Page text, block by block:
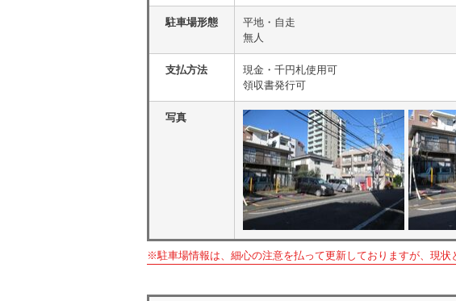
駐車場形態
平地・自走
無人
支払方法
現金・千円札使用可
領収書発行可
写真
※駐車場情報は、細心の注意を払って更新しておりますが、現状